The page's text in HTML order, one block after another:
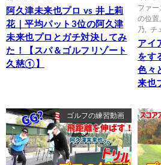
阿久津未来也プロ vs 井上莉
花｜平均パット3位の阿久津
未来也プロとガチ対決してみ
た！【スパ＆ゴルフリゾート
久慈①】
ファー
の位置
乃
チ
アイ
をす
色々
来也
ゴルフの練習動画